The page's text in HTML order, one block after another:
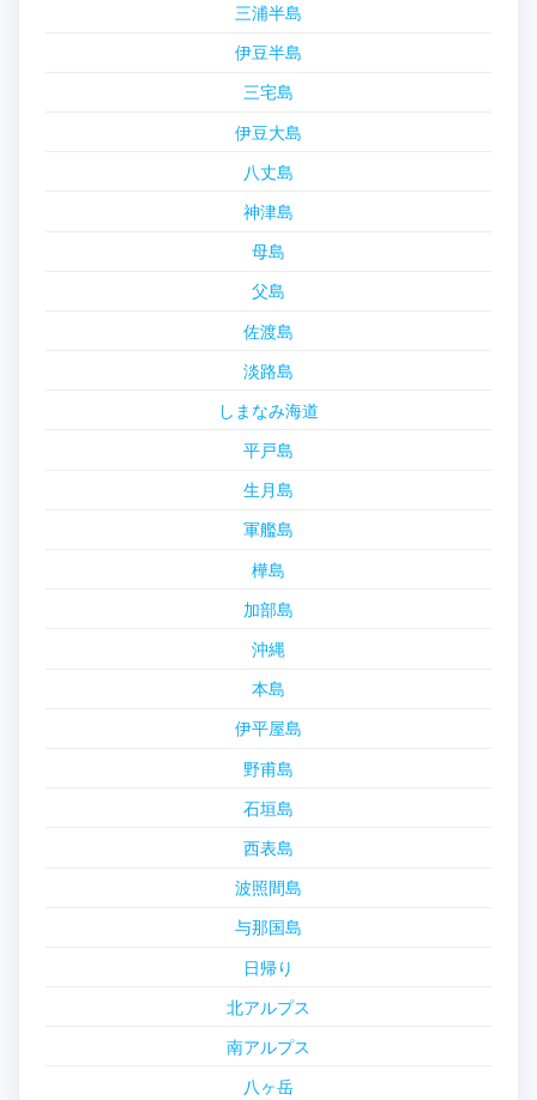
三浦半島
伊豆半島
三宅島
伊豆大島
八丈島
神津島
母島
父島
佐渡島
淡路島
しまなみ海道
平戸島
生月島
軍艦島
樺島
加部島
沖縄
本島
伊平屋島
野甫島
石垣島
西表島
波照間島
与那国島
日帰り
北アルプス
南アルプス
八ヶ岳